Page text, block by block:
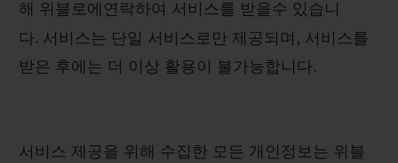
해 위블로에연락하여 서비스를 받을수 있습니
다. 서비스는 단일 서비스로만 제공되며 , 서비스를
받은 후에는 더 이상 활용이 불가능합니다.
서비스 제공을 위해 수집한 모든 개인정보는 위블